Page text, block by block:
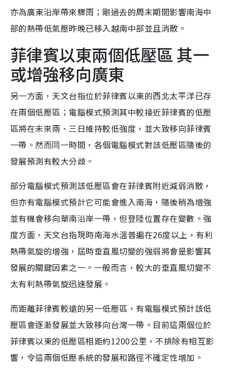
亦為廣東沿岸帶來驟雨；剛過去的周末期間影響南海中
部的熱帶低氣壓昨晚已移入越南中部並且消散。
菲律賓以東兩個低壓區 其一
或增強移向廣東
另一方面，天文台指位於菲律賓以東的西北太平洋已存
在兩個低壓區；電腦模式預測其中較接近菲律賓的低壓
區將在未來兩、三日維持較低強度，並大致移向菲律賓
一帶。然而同一時間，各個電腦模式對該低壓區隨後的
發展預測有較大分歧。
部分電腦模式預測該低壓區會在菲律賓附近減弱消散，
但亦有電腦模式預計它可能會進入南海，隨後稍為增強
並有機會移向華南沿岸一帶，但登陸位置存在變數。強
度方面，天文台指現時南海水溫普遍在26度以上，有利
熱帶氣旋的增強，屆時垂直風切變的強弱將會是影響其
發展的關鍵因素之一。一般而言，較大的垂直風切變不
太有利熱帶氣旋迅速發展。
而距離菲律賓較遠的另一低壓區，有電腦模式預計該低
壓區會逐漸發展並大致移向台灣一帶。目前這兩個位於
菲律賓以東的低壓區相距約1200公里，不排除有相互影
響，令這兩個低壓系統的發展和路徑不確定性增加。